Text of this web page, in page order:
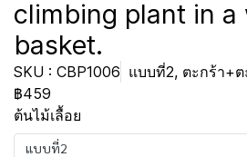
climbing plant in a
basket.
SKU : CBP1006 แบบที่2, ตะกร้า+
฿459
ต้นไม้เลื้อย
แบบที่2